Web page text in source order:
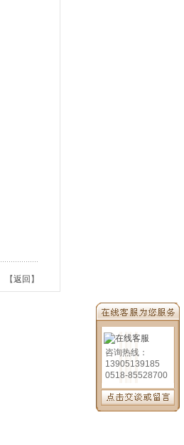
【返回 】
咨询热线：
13905139185
0518-85528700